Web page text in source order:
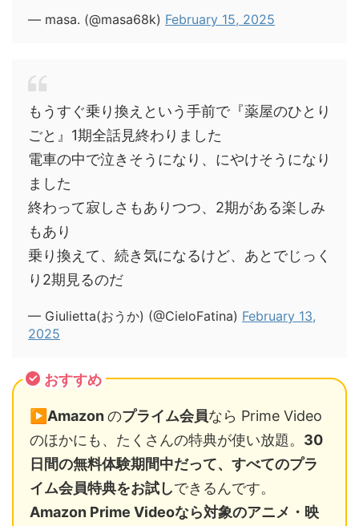
— masa. (@masa68k) February 15, 2025
もうすぐ乗り換えという手前で『薬屋のひとり
ごと』1期全話見終わりました
電車の中で泣きそうになり、にやけそうになり
ました
終わって寂しさもありつつ、2期がある楽しみ
もあり
乗り換えて、続き気になるけど、あとでじっく
り2期見るのだ
— Giulietta(おうか) (@CieloFatina) February 13,
2025
おすすめ
▶️Amazonのプライム会員なら Prime Video
のほかにも、たくさんの特典が使い放題。 30
日間の無料体験期間中だって、すべてのプラ
イム会員特典をお試しできるんです。
Amazon Prime Videoなら対象のアニメ・映